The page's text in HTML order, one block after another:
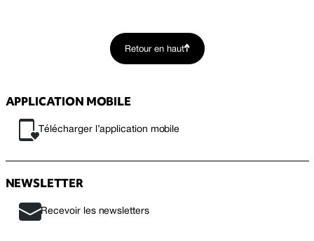
Retour en haut
APPLICATION MOBILE
Télécharger l’application mobile
NEWSLETTER
Recevoir les newsletters